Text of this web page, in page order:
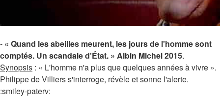
- « Quand les abeilles meurent, les jours de l'homme sont
comptés. Un scandale d'État. » Albin Michel 2015.
Synopsis : « L'homme n'a plus que quelques années à vivre ».
Philippe de Villiers s'interroge, révèle et sonne l'alerte.
:smiley-paterv: